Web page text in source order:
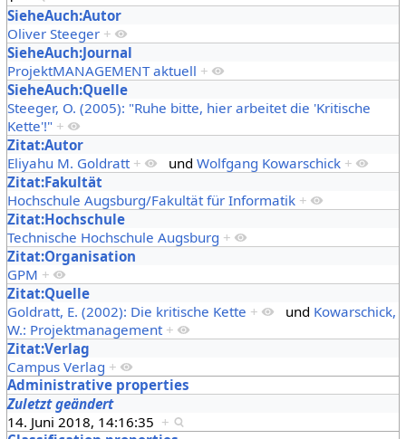
SieheAuch:Autor
Oliver Steeger +
SieheAuch:Journal
ProjektMANAGEMENT aktuell +
SieheAuch:Quelle
Steeger, O. (2005): "Ruhe bitte, hier arbeitet die 'Kritische
Kette'!" +
Zitat:Autor
Eliyahu M. Goldratt + und Wolfgang Kowarschick +
Zitat:Fakultät
Hochschule Augsburg/Fakultät für Informatik +
Zitat:Hochschule
Technische Hochschule Augsburg +
Zitat:Organisation
GPM +
Zitat:Quelle
Goldratt, E. (2002): Die kritische Kette + und Kowarschick,
W.: Projektmanagement +
Zitat:Verlag
Campus Verlag +
Administrative properties
Zuletzt geändert
14. Juni 2018, 14:16:35 +